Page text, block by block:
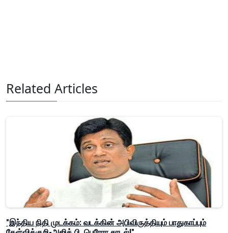
Related Articles
"இந்திய நிதி முடக்கம்: வடக்கின் அபிவிருத்தியும் பாதுகாப்பும்